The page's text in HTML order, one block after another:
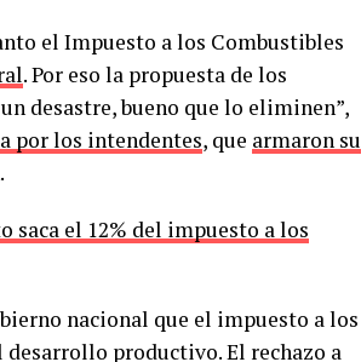
el Impuesto a los Combustibles
. Por eso la propuesta de los
desastre, bueno que lo eliminen”,
por los intendentes, que armaron su
el 12% del impuesto a los
nacional que el impuesto a los
productivo. El rechazo a